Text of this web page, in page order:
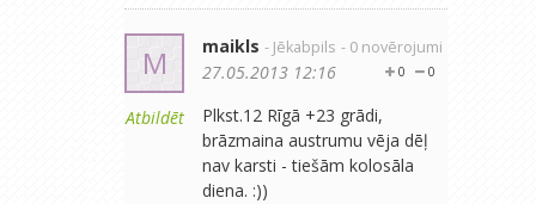
M
Atbildēt
maikls - Jēkabpils - 0 novērojumi
0
0
27.05.2013 12:16
Plkst.12 Rīgā +23 grādi,
brāzmaina austrumu vēja dēļ
nav karsti - tiešām kolosāla
diena. :))